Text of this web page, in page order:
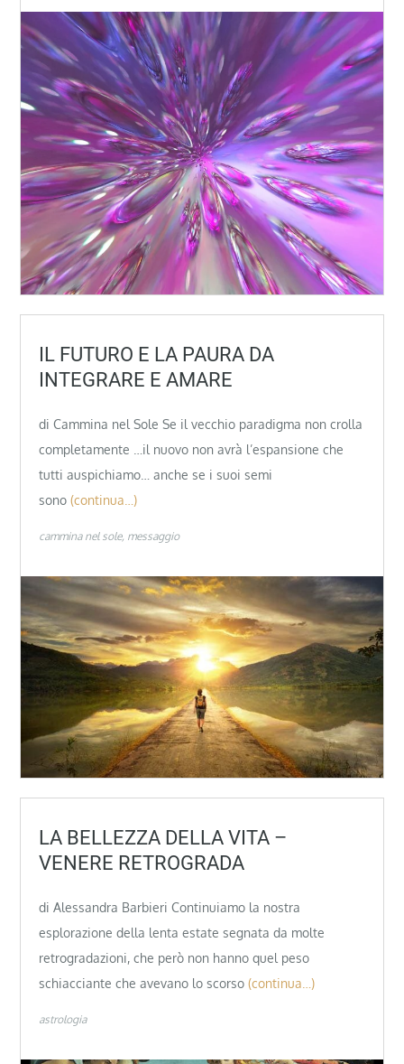
IL FUTURO E LA PAURA DA
INTEGRARE E AMARE
di Cammina nel Sole Se il vecchio paradigma non crolla
completamente …il nuovo non avrà l’espansione che
tutti auspichiamo… anche se i suoi semi
sono (continua…)
cammina nel sole messaggio
LA BELLEZZA DELLA VITA –
VENERE RETROGRADA
di Alessandra Barbieri Continuiamo la nostra
esplorazione della lenta estate segnata da molte
retrogradazioni, che però non hanno quel peso
schiacciante che avevano lo scorso (continua…)
astrologia